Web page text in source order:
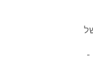
של
-